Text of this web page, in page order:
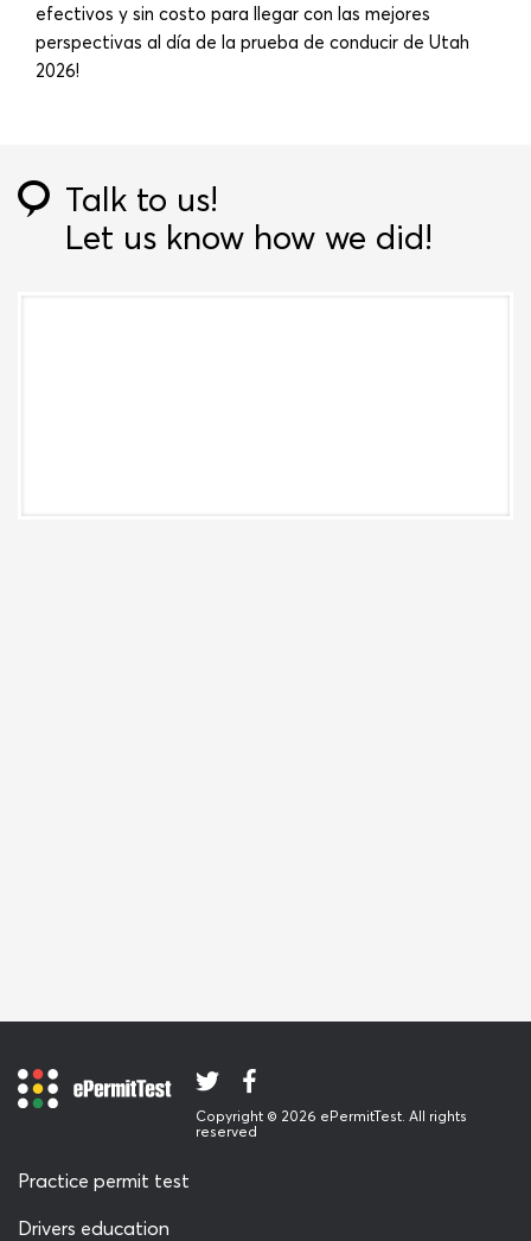
efectivos y sin costo para llegar con las mejores
perspectivas al día de la prueba de conducir de Utah
2026!
Talk to us!
Let us know how we did!
Copyright © 2026 ePermitTest. All rights
reserved
Practice permit test
Drivers education